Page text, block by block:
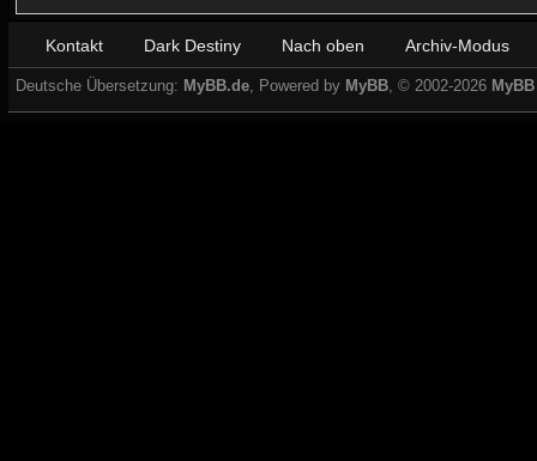
Kontakt Dark Destiny Nach oben Archiv-Modus
Deutsche Übersetzung: MyBB.de , Powered by MyBB , © 2002-2026